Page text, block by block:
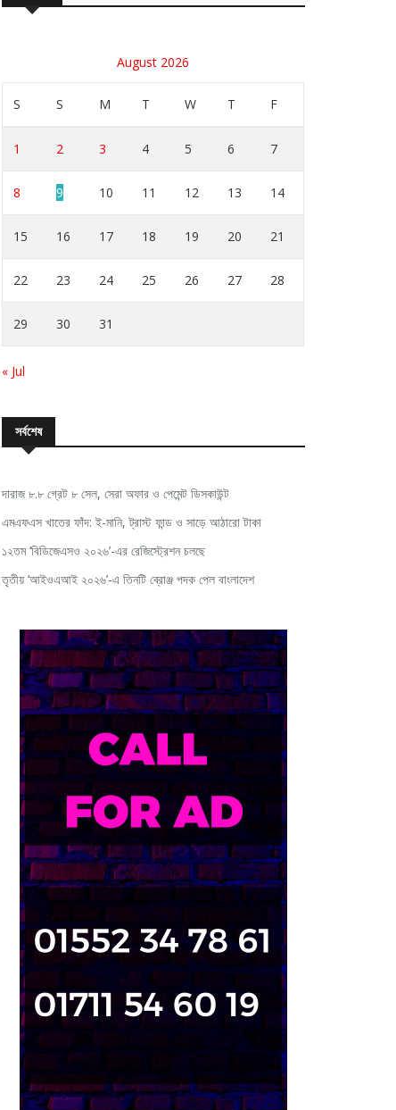
August 2026
S S M T W T F
1 2 3 4 5 6 7
8 9 10 11 12 13 14
15 16 17 18 19 20 21
22 23 24 25 26 27 28
29 30 31
« Jul
সর্বশেষ
দারাজ ৮.৮ গ্রেট ৮ সেল, সেরা অফার ও পেমেন্ট ডিসকাউন্ট
এমএফএস খাতের ফাঁদ: ই-মানি, ট্রাস্ট ফান্ড ও সাড়ে আঠারো টাকা
১২তম ‘বিডিজেএসও ২০২৬’-এর রেজিস্ট্রেশন চলছে
তৃতীয় ‘আইওএআই ২০২৬’-এ তিনটি ব্রোঞ্জ পদক পেল বাংলাদেশ